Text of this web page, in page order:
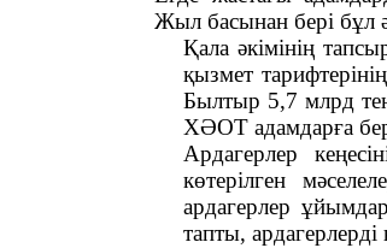
Жыл басынан бері бұл
Қала әкімінің
қызмет
Былтыр 5,7 млрд
ХӘОТ адамдарға
Ардагерлер
көтерілген
ардагерлер
тапты,